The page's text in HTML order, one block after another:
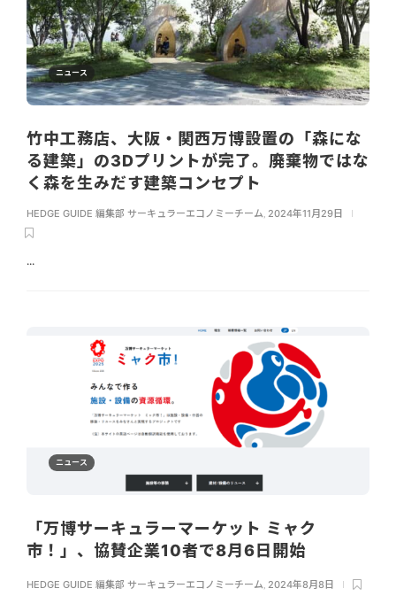
ニュース
竹中工務店、大阪・関西万博設置の「森にな
る建築」の3Dプリントが完了。廃棄物ではな
く森を生みだす建築コンセプト
HEDGE GUIDE 編集部 サーキュラーエコノミーチーム, 2024年11月29日
...
ニュース
「万博サーキュラーマーケット ミャク
市！」、協賛企業10者で8月6日開始
HEDGE GUIDE 編集部 サーキュラーエコノミーチーム 2024年8月8日